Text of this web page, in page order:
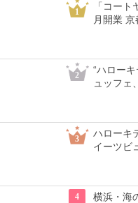
1
「コー
月開業
2
“ハロー
ュッフェ
3
ハローキ
イーツビ
4
横浜・海